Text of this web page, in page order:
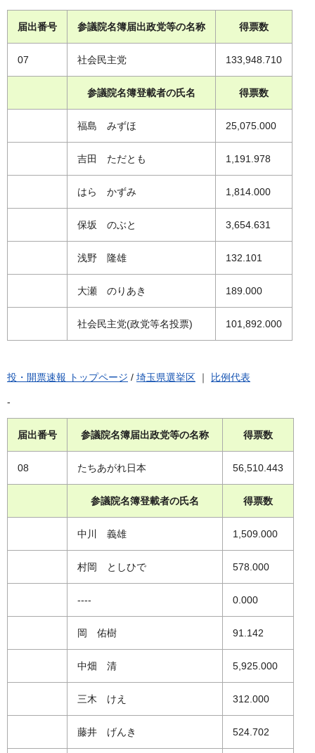
届出番号 参議院名簿届出政党等の名称 得票数
07 社会民主党 133,948.710
参議院名簿登載者の氏名 得票数
福島 みずほ 25,075.000
吉田 ただとも 1,191.978
はら かずみ 1,814.000
保坂 のぶと 3,654.631
浅野 隆雄 132.101
大瀬 のりあき 189.000
社会民主党(政党等名投票) 101,892.000
投・開票速報 トップページ / 埼玉県選挙区 ｜ 比例代表
-
届出番号 参議院名簿届出政党等の名称 得票数
08 たちあがれ日本 56,510.443
参議院名簿登載者の氏名 得票数
中川 義雄 1,509.000
村岡 としひで 578.000
---- 0.000
岡 佑樹 91.142
中畑 清 5,925.000
三木 けえ 312.000
藤井 げんき 524.702